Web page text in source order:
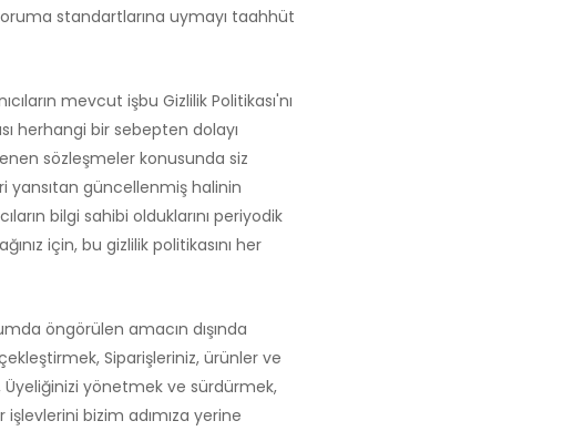
standartlarına uymayı taahhüt
mevcut işbu Gizlilik Politikası'nı
herhangi bir sebepten dolayı
sözleşmeler konusunda siz
yansıtan güncellenmiş halinin
bilgi sahibi olduklarını periyodik
için, bu gizlilik politikasını her
öngörülen amacın dışında
Siparişleriniz, ürünler ve
yönetmek ve sürdürmek,
bizim adımıza yerine